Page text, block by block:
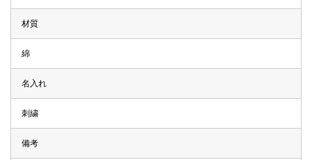
材質
綿
名入れ
刺繍
備考